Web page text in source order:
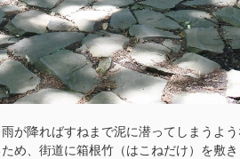
が降ればすねまで泥に潜ってしまうよ
め、街道に箱根竹（はこねだけ）を敷